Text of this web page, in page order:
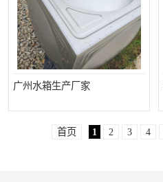
广州水箱生产厂家
首页 1 2 3 4